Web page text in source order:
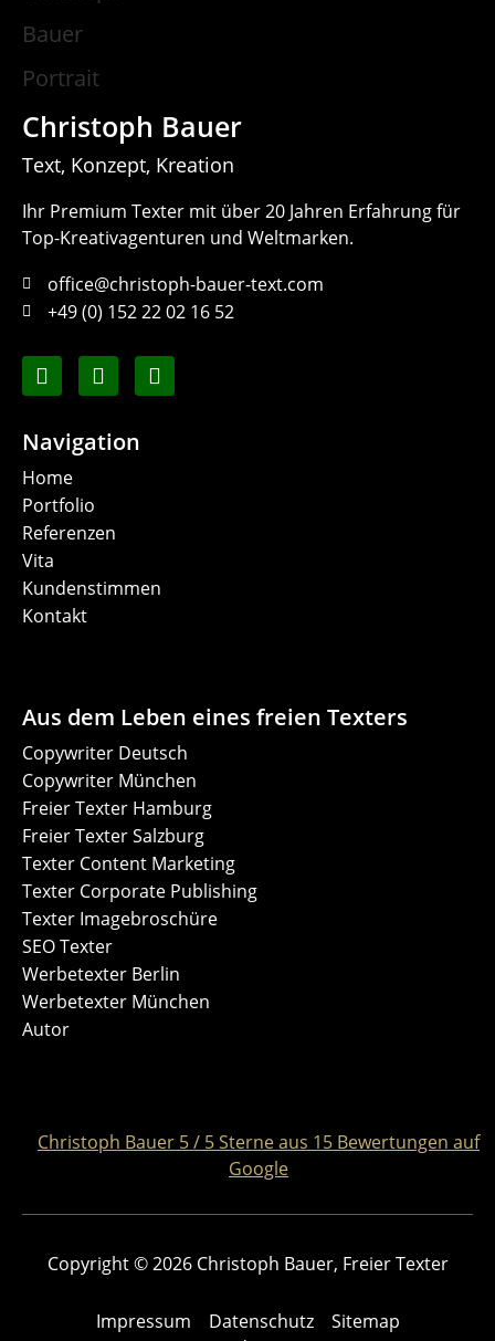
Christoph Bauer
Text, Konzept, Kreation
Ihr Premium Texter mit über 20 Jahren Erfahrung für
Top-Kreativagenturen und Weltmarken.
office@christoph-bauer-text.com
+49 (0) 152 22 02 16 52
Navigation
Home
Portfolio
Referenzen
Vita
Kundenstimmen
Kontakt
Aus dem Leben eines freien Texters
Copywriter Deutsch
Copywriter München
Freier Texter Hamburg
Freier Texter Salzburg
Texter Content Marketing
Texter Corporate Publishing
Texter Imagebroschüre
SEO Texter
Werbetexter Berlin
Werbetexter München
Autor
Christoph Bauer 5/ 5Sterne aus 15 Bewertungen auf
Google
Copyright © 2026 Christoph Bauer, Freier Texter
Impressum Datenschutz
Sitemap